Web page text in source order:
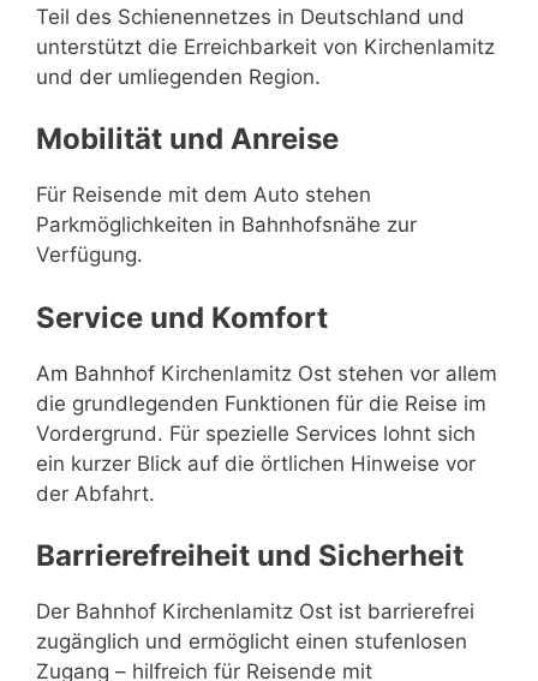
Teil des Schienennetzes in Deutschland und
unterstützt die Erreichbarkeit von Kirchenlamitz
und der umliegenden Region.
Mobilität und Anreise
Für Reisende mit dem Auto stehen
Parkmöglichkeiten in Bahnhofsnähe zur
Verfügung.
Service und Komfort
Am Bahnhof Kirchenlamitz Ost stehen vor allem
die grundlegenden Funktionen für die Reise im
Vordergrund. Für spezielle Services lohnt sich
ein kurzer Blick auf die örtlichen Hinweise vor
der Abfahrt.
Barrierefreiheit und Sicherheit
Der Bahnhof Kirchenlamitz Ost ist barrierefrei
zugänglich und ermöglicht einen stufenlosen
Zugang – hilfreich für Reisende mit